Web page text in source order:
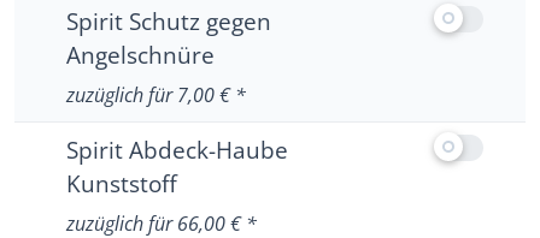
Keine weiteren Informationen zu Spirit
Spirit Schutz gegen
Angelschnüre
zuzüglich für 7,00 € *
Keine weiteren Informationen zu Spirit
Spirit Abdeck-Haube
Kunststoff
zuzüglich für 66,00 € *